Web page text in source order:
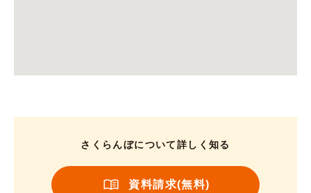
さくらんぼについて詳しく知る
資料請求(無料)